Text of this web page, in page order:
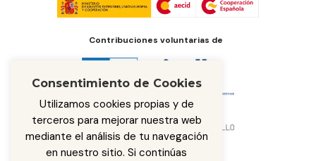
Contribuciones voluntarias de
Consentimiento de Cookies
Utilizamos cookies propias y de
terceros para mejorar nuestra web
mediante el análisis de tu navegación
en nuestro sitio. Si continúas